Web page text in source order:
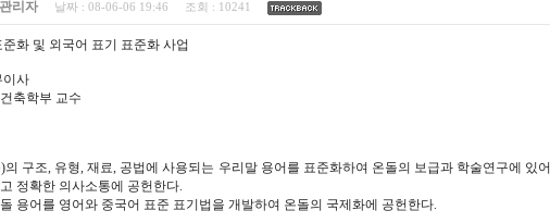
리자 날짜 : 08-06-06 19:46 조회 : 10241
화 및 외국어 표기 표준화 사업
사
축학부 교수
의 구조, 유형, 재료, 공법에 사용되는 우리말 용어를 표준화하여 온돌의 보급과 학술연구에 있어
정확한 의사소통에 공헌한다.
용어를 영어와 중국어 표준 표기법을 개발하여 온돌의 국제화에 공헌한다.